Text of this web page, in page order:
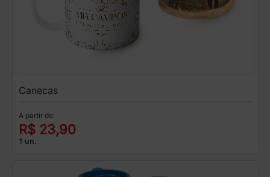
Canecas
A partir de:
R$ 23,90
1 un.